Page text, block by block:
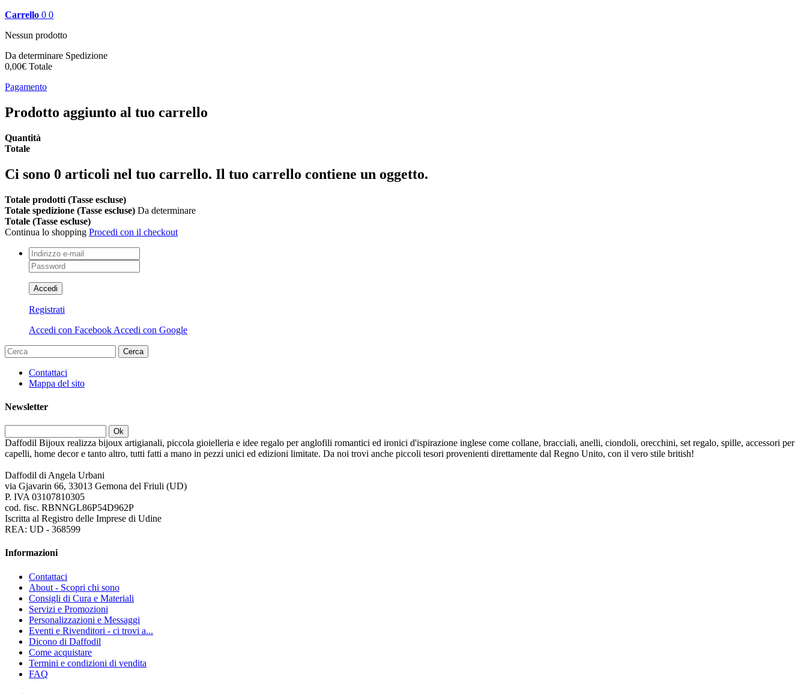
Carrello 0 0
Nessun prodotto
Da determinare Spedizione
0,00€ Totale
Pagamento
Prodotto aggiunto al tuo carrello
Quantità
Totale
Ci sono 0 articoli nel tuo carrello. Il tuo carrello contiene un oggetto.
Totale prodotti (Tasse escluse)
Totale spedizione (Tasse escluse) Da determinare
Totale (Tasse escluse)
Continua lo shopping Procedi con il checkout
Accedi
Registrati
Accedi con Facebook Accedi con Google
Cerca
Contattaci
Mappa del sito
Newsletter
Ok
Daffodil Bijoux realizza bijoux artigianali, piccola gioielleria e idee regalo per anglofili romantici ed ironici d'ispirazione inglese come collane, bracciali, anelli, ciondoli, orecchini, set regalo, spille, accessori per
capelli, home decor e tanto altro, tutti fatti a mano in pezzi unici ed edizioni limitate. Da noi trovi anche piccoli tesori provenienti direttamente dal Regno Unito, con il vero stile british!
Daffodil di Angela Urbani
via Gjavarin 66, 33013 Gemona del Friuli (UD)
P. IVA 03107810305
cod. fisc. RBNNGL86P54D962P
Iscritta al Registro delle Imprese di Udine
REA: UD - 368599
Informazioni
Contattaci
About - Scopri chi sono
Consigli di Cura e Materiali
Servizi e Promozioni
Personalizzazioni e Messaggi
Eventi e Rivenditori - ci trovi a...
Dicono di Daffodil
Come acquistare
Termini e condizioni di vendita
FAQ